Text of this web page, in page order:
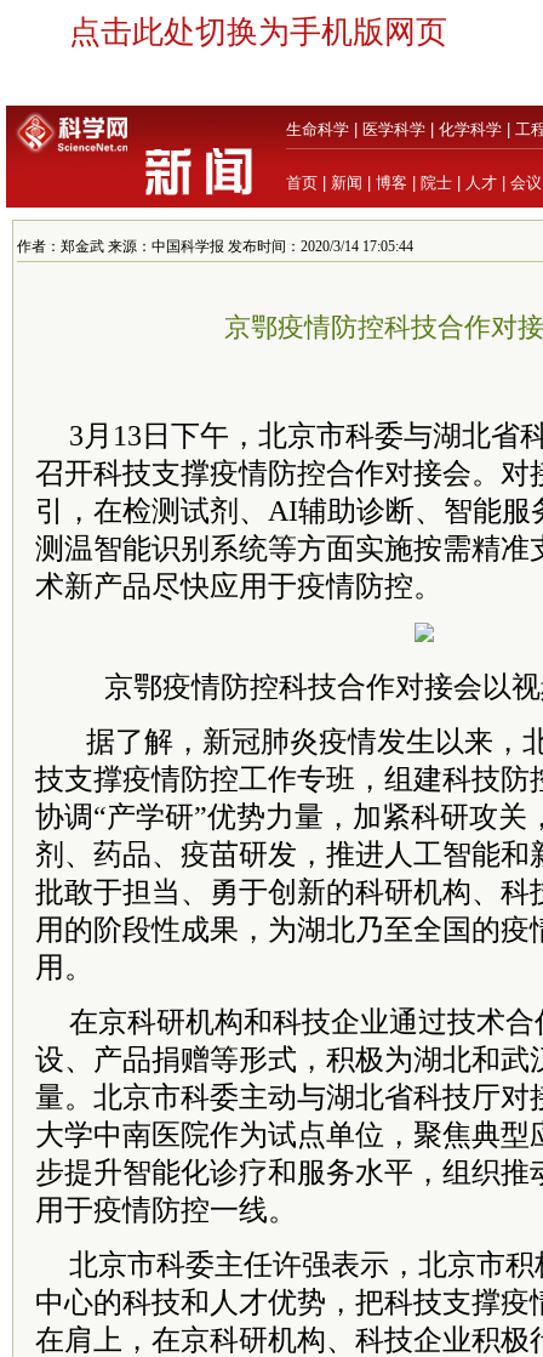
点击此处切换为手机版网页
生命科学 医学科学 化学科学 工
首页 新闻 博客 院士 人才 会议
作者：郑金武 来源：中国科学报 发布时间：2020/3/14 17:05:44
京鄂疫情防控科技合作对
3月13日下午，北京市科委与湖北省
召开科技支撑疫情防控合作对接会。对
引，在检测试剂、AI辅助诊断、智能服
测温智能识别系统等方面实施按需精准
术新产品尽快应用于疫情防控。
京鄂疫情防控科技合作对接会以
据了解，新冠肺炎疫情发生以来，
技支撑疫情防控工作专班，组建科技防
协调“产学研”优势力量，加紧科研攻关
剂、药品、疫苗研发，推进人工智能和
批敢于担当、勇于创新的科研机构、科
用的阶段性成果，为湖北乃至全国的疫
用。
在京科研机构和科技企业通过技术
设、产品捐赠等形式，积极为湖北和武
量。北京市科委主动与湖北省科技厅对
大学中南医院作为试点单位，聚焦典型
步提升智能化诊疗和服务水平，组织推
用于疫情防控一线。
北京市科委主任许强表示，北京市
中心的科技和人才优势，把科技支撑疫
在肩上，在京科研机构、科技企业积极